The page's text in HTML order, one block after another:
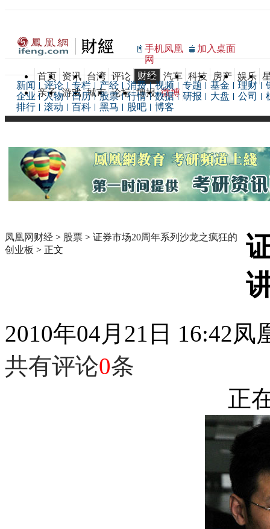
手机凤凰
网
加入桌面
首页 资讯 台湾 评论 财经 汽车 科技 房产 娱乐
亲子 游戏 城市 论坛 博报 微博
新闻 评论 专栏 产经 消费 视频 专题 基金 理财
企业
人物 日历 股票 行情 数据 研报 大盘 公司
排行
滚动 百科 黑马 股吧 博客
凤凰网财经 > 股票 > 证券市场20周年系列沙龙之疯狂的
创业板 > 正文
2010年04月21日 16:42凤
共有评论0条
正